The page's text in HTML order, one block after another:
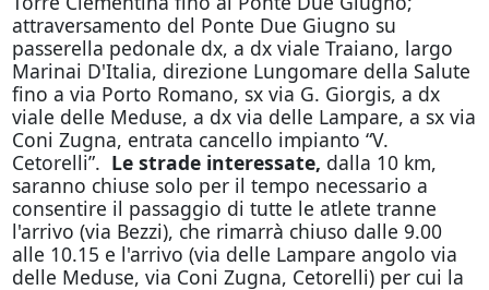
attraversamento del Ponte Due Giugno su
passerella pedonale dx, a dx viale Traiano, largo
Marinai D'Italia, direzione Lungomare della Salute
fino a via Porto Romano, sx via G. Giorgis, a dx
viale delle Meduse, a dx via delle Lampare, a sx via
Coni Zugna, entrata cancello impianto “V.
Cetorelli”. Le strade interessate, dalla 10 km,
saranno chiuse solo per il tempo necessario a
consentire il passaggio di tutte le atlete tranne
l'arrivo (via Bezzi), che rimarrà chiuso dalle 9.00
alle 10.15 e l'arrivo (via delle Lampare angolo via
delle Meduse, via Coni Zugna, Cetorelli) per cui la